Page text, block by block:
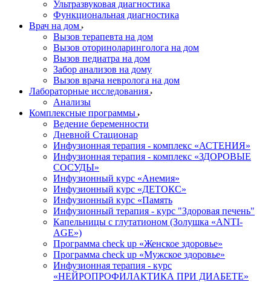
Ультразвуковая диагностика
Функциональная диагностика
Врач на дом
Вызов терапевта на дом
Вызов оториноларинголога на дом
Вызов педиатра на дом
Забор анализов на дому
Вызов врача невролога на дом
Лабораторные исследования
Анализы
Комплексные программы
Ведение беременности
Дневной Стационар
Инфузионная терапия - комплекс «АСТЕНИЯ»
Инфузионная терапия - комплекс «ЗДОРОВЫЕ
СОСУДЫ»
Инфузионный курс «Анемия»
Инфузионный курс «ДЕТОКС»
Инфузионный курс «Память
Инфузионный терапия - курс "Здоровая печень"
Капельницы с глутатионом (Золушка «ANTI-
AGE»)
Программа check up «Женское здоровье»
Программа check up «Мужское здоровье»
Инфузионная терапия - курс
«НЕЙРОПРОФИЛАКТИКА ПРИ ДИАБЕТЕ»